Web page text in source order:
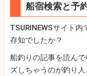
船宿検索と予
TSURINEWSサイト
存知でしたか？
船釣りの記事を読ん
ズしちゃうのが釣り